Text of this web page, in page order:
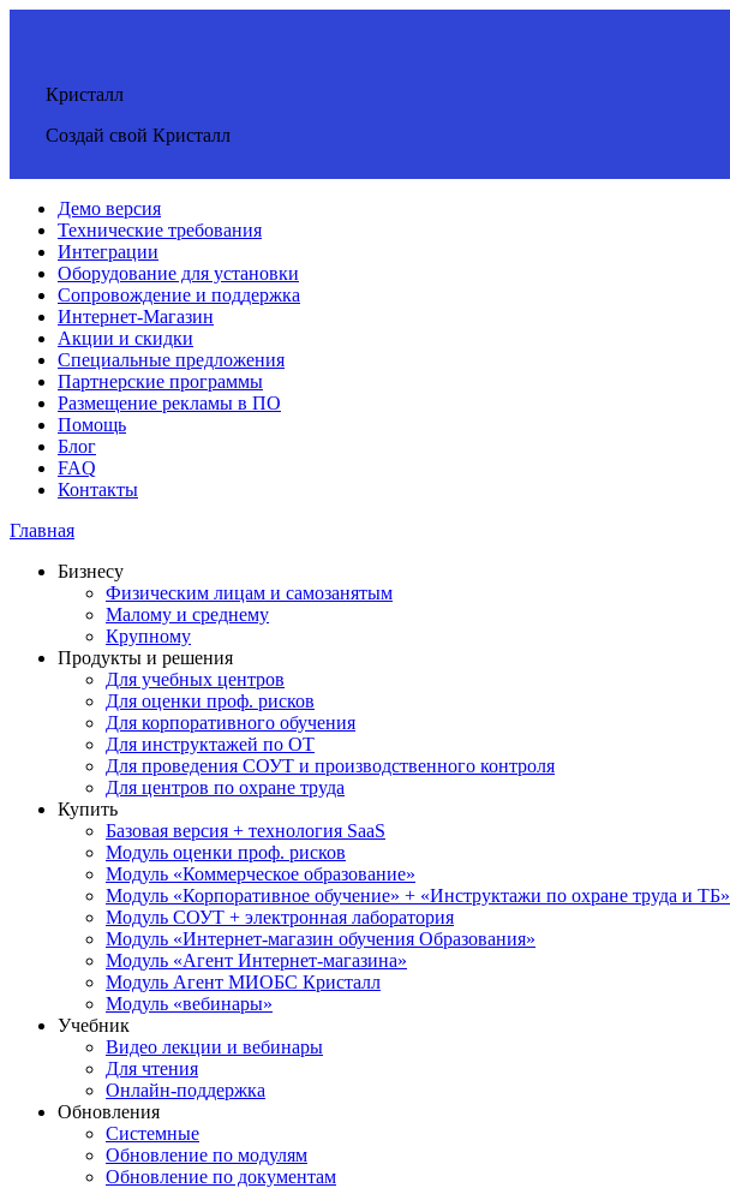
Кристалл
Создай свой Кристалл
Демо версия
Технические требования
Интеграции
Оборудование для установки
Сопровождение и поддержка
Интернет-Магазин
Акции и скидки
Специальные предложения
Партнерские программы
Размещение рекламы в ПО
Помощь
Блог
FAQ
Контакты
Главная
Бизнесу
Физическим лицам и самозанятым
Малому и среднему
Крупному
Продукты и решения
Для учебных центров
Для оценки проф. рисков
Для корпоративного обучения
Для инструктажей по ОТ
Для проведения СОУТ и производственного контроля
Для центров по охране труда
Купить
Базовая версия + технология SaaS
Модуль оценки проф. рисков
Модуль «Коммерческое образование»
Модуль «Корпоративное обучение» + «Инструктажи по охране труда и ТБ»
Модуль СОУТ + электронная лаборатория
Модуль «Интернет-магазин обучения Образования»
Модуль «Агент Интернет-магазина»
Модуль Агент МИОБС Кристалл
Модуль «вебинары»
Учебник
Видео лекции и вебинары
Для чтения
Онлайн-поддержка
Обновления
Системные
Обновление по модулям
Обновление по документам